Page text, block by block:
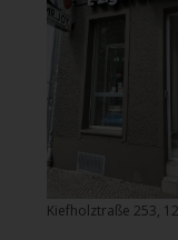
Kiefholztraße 253,